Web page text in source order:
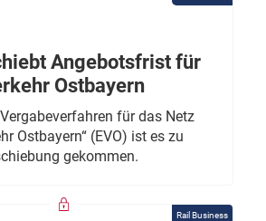
Angebotsfrist für
Ostbayern
für das Netz
Ostbayern“ (EVO) ist es zu
gekommen.
Rail Business